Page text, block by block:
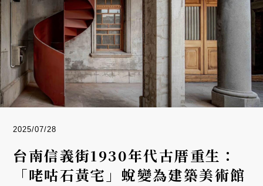
2025/07/28
台南信義街1930年代古厝重生：
「咾咕石黃宅」蛻變為建築美術館